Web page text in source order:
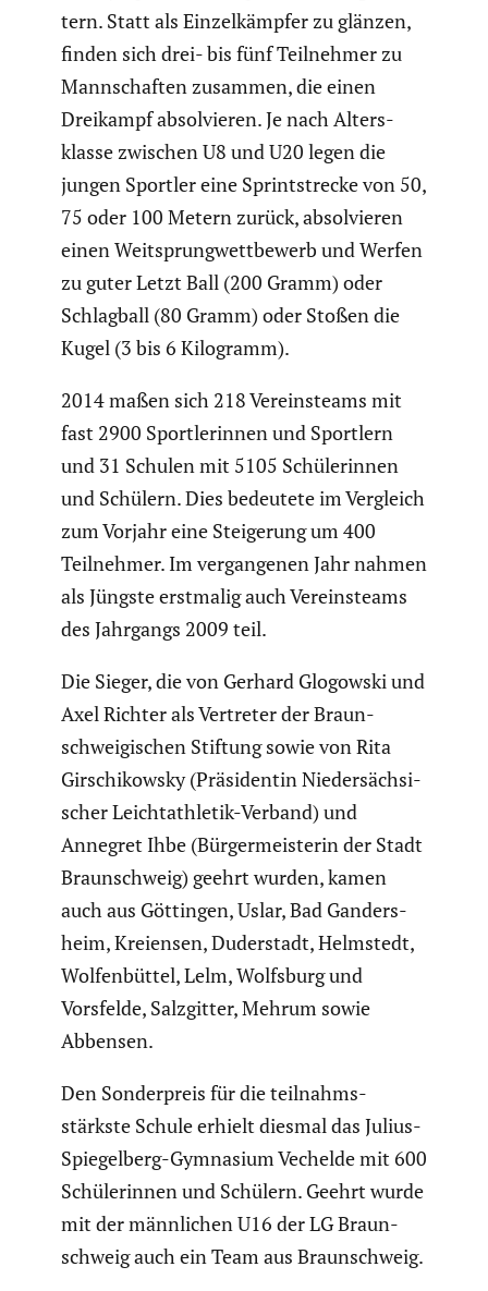
tern. Statt als Einzel­kämpfer zu glänzen,
finden sich drei- bis fünf Teilnehmer zu
Mannschaften zusammen, die einen
Dreikampf absol­vieren. Je nach Alters­
klasse zwischen U8 und U20 legen die
jungen Sportler eine Sprint­strecke von 50,
75 oder 100 Metern zurück, absol­vieren
einen Weitsprung­wett­be­werb und Werfen
zu guter Letzt Ball (200 Gramm) oder
Schlag­ball (80 Gramm) oder Stoßen die
Kugel (3 bis 6 Kilogramm).
2014 maßen sich 218 Vereins­teams mit
fast 2900 Sport­le­rinnen und Sportlern
und 31 Schulen mit 5105 Schüle­rinnen
und Schülern. Dies bedeutete im Vergleich
zum Vorjahr eine Steige­rung um 400
Teilnehmer. Im vergan­genen Jahr nahmen
als Jüngste erstmalig auch Vereins­teams
des Jahrgangs 2009 teil.
Die Sieger, die von Gerhard Glogowski und
Axel Richter als Vertreter der Braun­
schwei­gi­schen Stiftung sowie von Rita
Girschi­kowsky (Präsi­dentin Nieder­säch­si­
scher Leicht­ath­letik-Verband) und
Annegret Ihbe (Bürger­meis­terin der Stadt
Braun­schweig) geehrt wurden, kamen
auch aus Göttingen, Uslar, Bad Ganders­
heim, Kreiensen, Duder­stadt, Helmstedt,
Wolfenbüttel, Lelm, Wolfsburg und
Vorsfelde, Salzgitter, Mehrum sowie
Abbensen.
Den Sonder­preis für die teilnahms­
stärkste Schule erhielt diesmal das Julius-
Spiegel­berg-Gymnasium Vechelde mit 600
Schüle­rinnen und Schülern. Geehrt wurde
mit der männli­chen U16 der LG Braun­
schweig auch ein Team aus Braun­schweig.